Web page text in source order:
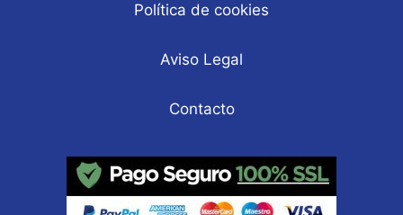
Política de cookies
Aviso Legal
Contacto